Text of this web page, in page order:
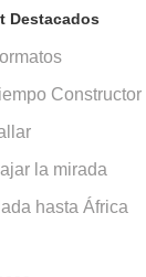
Destacados
Constructor
la mirada
hasta África